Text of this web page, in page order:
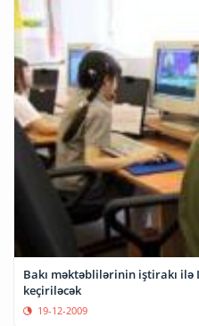
Bakı məktəblilərinin iştirakı ilə
keçiriləcək
19-12-2009